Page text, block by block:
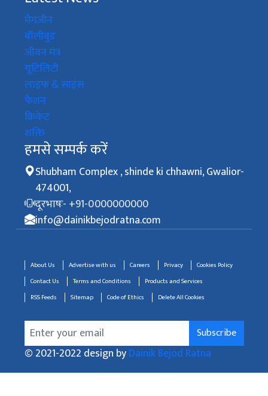
मैगजीन
बॉलीवुड
जीवन मंत्र
यूटिलिटी
लाइफ & साइंस
फैशन
क्रिकेट
शक्ति
हमसे सम्पर्क करें
Shubham Complex , shinde ki chhawni, Gwalior-
474001,
दूरभाषः- +91-0000000000
info@dainikbejodratna.com
About Us Advertise with us Careers Privacy
Cookies Policy
Contact Us
Terms and Conditions
Products and Services
RSS Feeds
Sitemap Code of Ethics Delete All Cookies
Subscribe
© 2021-2022 design byDainik Bejod Ratna